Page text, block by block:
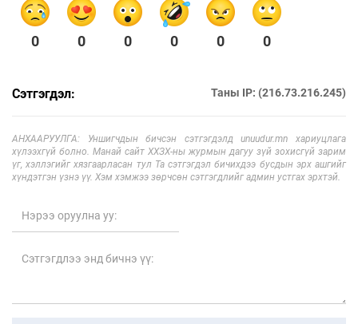
0 0 0 0 0 0
Сэтгэгдэл: Таны IP: (216.73.216.245)
АНХААРУУЛГА: Уншигчдын бичсэн сэтгэгдэлд unuudur.mn хариуцлага
хүлээхгүй болно. Манай сайт ХХЗХ-ны журмын дагуу зүй зохисгүй зарим
үг, хэллэгийг хязгаарласан тул Та сэтгэгдэл бичихдээ бусдын эрх ашгийг
хүндэтгэн үзнэ үү. Хэм хэмжээ зөрчсөн сэтгэгдлийг админ устгах эрхтэй.